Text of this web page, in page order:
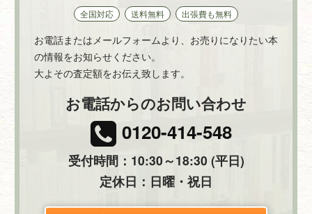
全国対応 送料無料 出張費も無料
お電話またはメールフォームより、お売りになりたい本
の情報をお知らせください。
大よその査定額をお伝え致します。
お電話からのお問い合わせ
0120-414-548
受付時間：10:30～18:30 (平日)
定休日：日曜・祝日